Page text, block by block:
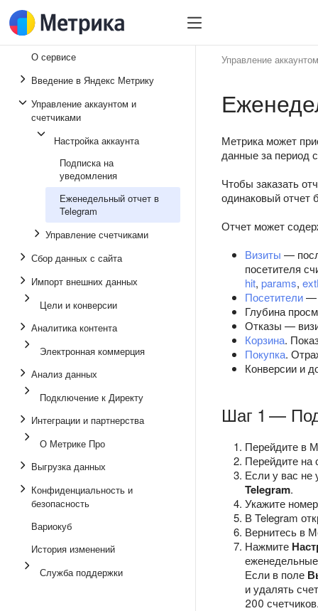
О сервисе
Введение в Яндекс Метрику
Управление аккаунтом и
счетчиками
Настройка аккаунта
Подписка на
уведомления
Еженедельный отчет в
Telegram
Управление счетчиками
Сбор данных с сайта
Импорт внешних данных
Цели и конверсии
Аналитика контента
Электронная коммерция
Анализ данных
Подключение к Директу
Интеграции и партнерства
О Метрике Про
Выгрузка данных
Конфиденциальность и
безопасность
Вариокуб
История изменений
Служба поддержки
Управление
Метрика может
данные за период
Чтобы заказать
одинаковый отчет
Отчет может
Визиты —
посетителя
hit, params,
Посетители—
Глубина
Отказы —
Корзина.
Покупка.
Конверсии и
Шаг 1 —
Перейдите в
Перейдите на
Если у вас не
Telegram.
Укажите
В Telegram
Вернитесь в
Нажмите
Если в поле
и удалять
200